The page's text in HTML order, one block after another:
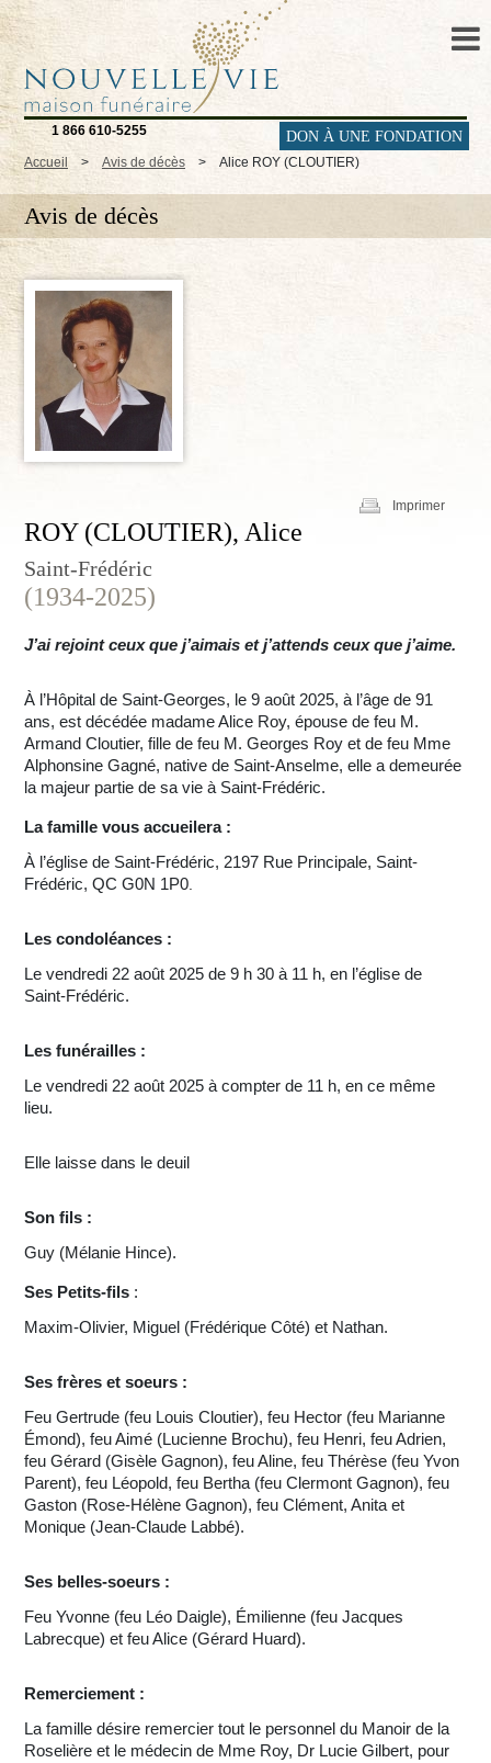
1 866 610-5255 DON À UNE FONDATION
Accueil > Avis de décès > Alice ROY (CLOUTIER)
Avis de décès
Imprimer
ROY (CLOUTIER), Alice
Saint-Frédéric
(1934-2025)
J’ai rejoint ceux que j’aimais et j’attends ceux que j’aime.
À l’Hôpital de Saint-Georges, le 9 août 2025, à l’âge de 91
ans, est décédée madame Alice Roy, épouse de feu M.
Armand Cloutier, fille de feu M. Georges Roy et de feu Mme
Alphonsine Gagné, native de Saint-Anselme, elle a demeurée
la majeur partie de sa vie à Saint-Frédéric.
La famille vous accueilera :
À l’église de Saint-Frédéric, 2197 Rue Principale, Saint-
Frédéric, QC G0N 1P0
Les condoléances :
Le vendredi 22 août 2025 de 9 h 30 à 11 h, en l’église de
Saint-Frédéric.
Les funérailles :
Le vendredi 22 août 2025 à compter de 11 h, en ce même
lieu.
Elle laisse dans le deuil
Son fils :
Guy (Mélanie Hince).
Ses Petits-fils :
Maxim-Olivier, Miguel (Frédérique Côté) et Nathan.
Ses frères et soeurs :
Feu Gertrude (feu Louis Cloutier), feu Hector (feu Marianne
Émond), feu Aimé (Lucienne Brochu), feu Henri, feu Adrien,
feu Gérard (Gisèle Gagnon), feu Aline, feu Thérèse (feu Yvon
Parent), feu Léopold, feu Bertha (feu Clermont Gagnon), feu
Gaston (Rose-Hélène Gagnon), feu Clément, Anita et
Monique (Jean-Claude Labbé).
Ses belles-soeurs :
Feu Yvonne (feu Léo Daigle), Émilienne (feu Jacques
Labrecque) et feu Alice (Gérard Huard).
Remerciement :
La famille désire remercier tout le personnel du Manoir de la
Roselière et le médecin de Mme Roy, Dr Lucie Gilbert, pour